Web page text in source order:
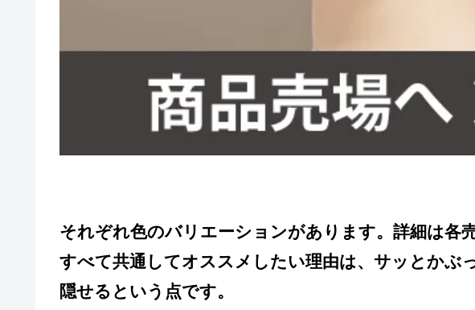
それぞれ色のバリエーションがあります。詳細は各
すべて共通してオススメしたい理由は、サッとかぶ
隠せるという点です。